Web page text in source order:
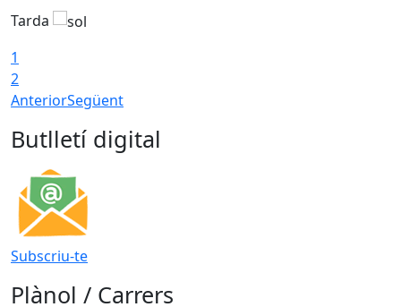
Tarda
1
2
AnteriorSegüent
Butlletí digital
Subscriu-te
Plànol / Carrers